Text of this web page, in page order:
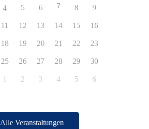
4 5 6 7 8 9
11 12 13 14 15 16
18 19 20 21 22 23
25 26 27 28 29 30
1 2 3 4 5 6
Alle Veranstaltungen